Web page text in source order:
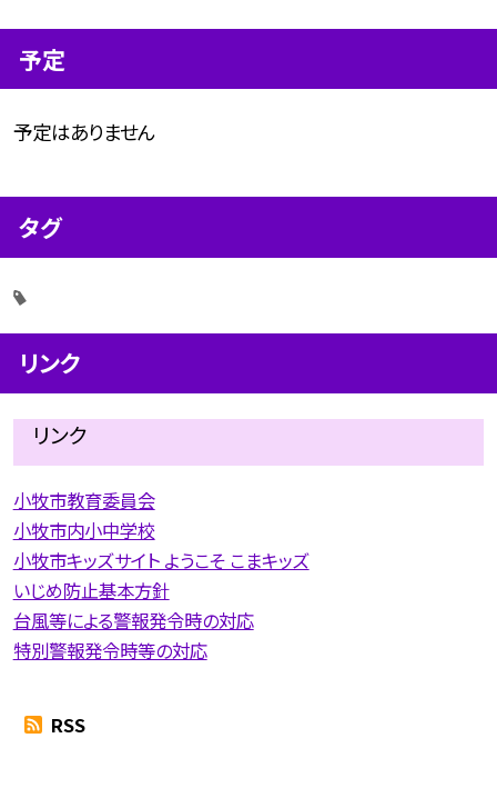
予定
予定はありません
タグ
リンク
リンク
小牧市教育委員会
小牧市内小中学校
小牧市キッズサイト ようこそ こまキッズ
いじめ防止基本方針
台風等による警報発令時の対応
特別警報発令時等の対応
RSS